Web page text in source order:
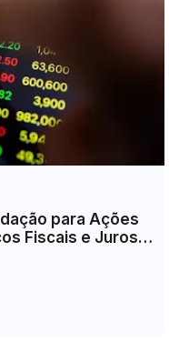
para Ações
Fiscais e Juros